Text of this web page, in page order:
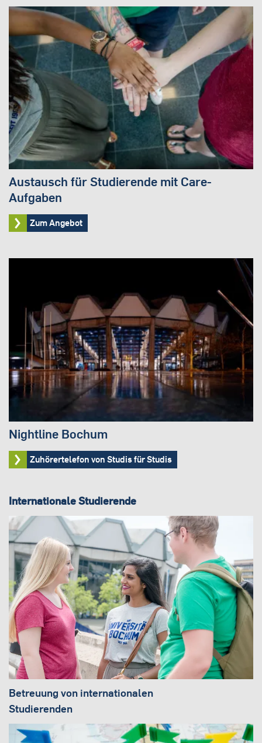
Austausch für Studierende mit Care-
Aufgaben
Zum Angebot
Nightline Bochum
Zuhörertelefon von Studis für Studis
Internationale Studierende
Betreuung von internationalen
Studierenden